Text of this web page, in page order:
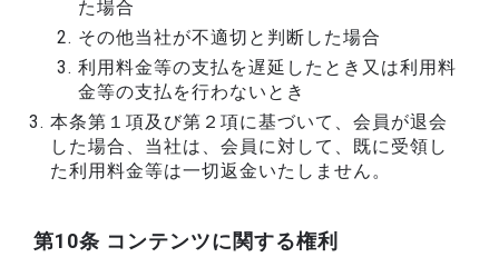
た場合
その他当社が不適切と判断した場合
利用料金等の支払を遅延したとき又は利用料
金等の支払を行わないとき
本条第１項及び第２項に基づいて、会員が退会
した場合、当社は、会員に対して、既に受領し
た利用料金等は一切返金いたしません。
第10条 コンテンツに関する権利